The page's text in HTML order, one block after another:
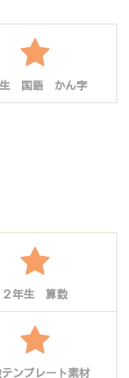
生 国語 かん字
２年生 算数
ンプレート素材